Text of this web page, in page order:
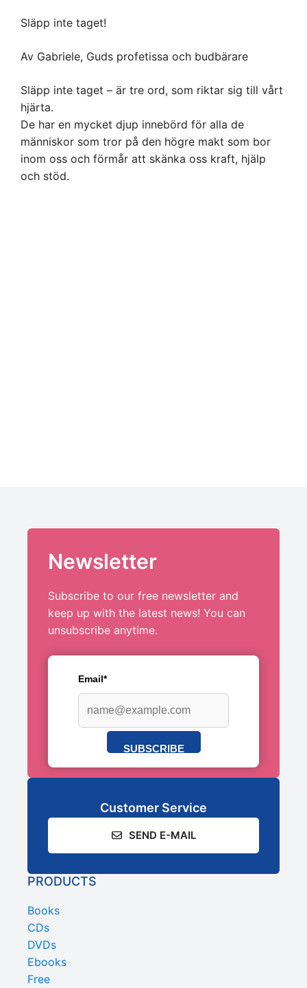
Släpp inte taget!
Av Gabriele, Guds profetissa och budbärare
Släpp inte taget – är tre ord, som riktar sig till vårt
hjärta.
De har en mycket djup innebörd för alla de
människor som tror på den högre makt som bor
inom oss och förmår att skänka oss kraft, hjälp
och stöd.
Newsletter
Subscribe to our free newsletter and
keep up with the latest news! You can
unsubscribe anytime.
Email*
SUBSCRIBE
Customer Service
SEND E-MAIL
PRODUCTS
Books
CDs
DVDs
Ebooks
Free